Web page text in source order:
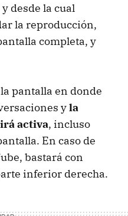
desde la cual
la reproducción,
completa, y
pantalla en donde
yla
activa, incluso
En caso de
bastará con
inferior derecha.